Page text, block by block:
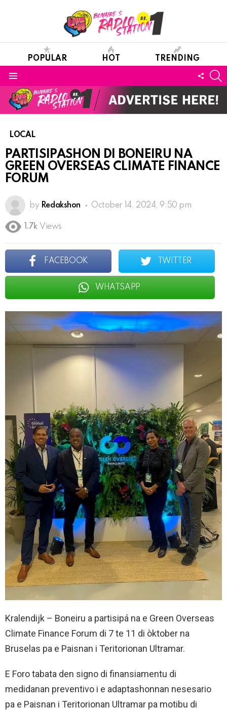
POPULAR HOT TRENDING
LOCAL
PARTISIPASHON DI BONEIRU NA
GREEN OVERSEAS CLIMATE FINANCE
FORUM
by Redakshon October 14, 2024, 9:50 pm
1.7k Views
FACEBOOK TWITTER
WHATSAPP
Kralendijk – Boneiru a partisipá na e Green Overseas
Climate Finance Forum di 7 te 11 di òktober na
Bruselas pa e Paisnan i Teritorionan Ultramar.
E Foro tabata den signo di finansiamentu di
medidanan preventivo i e adaptashonnan nesesario
pa e Paisnan i Teritorionan Ultramar pa motibu di